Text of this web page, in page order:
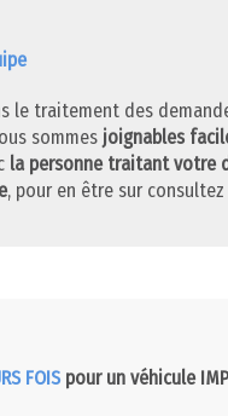
le traitement des
sommes joignables
la personne traitant votre
, pour en être sur
FOISpour un véhicule